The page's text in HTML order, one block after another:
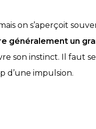
on s’aperçoit
généralement un
son instinct. Il faut
d’une impulsion.